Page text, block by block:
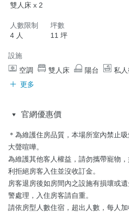
雙人床 x 2
人數限制
4 人
坪數
11 坪
設施
空調
雙人床 陽台
私
更多
官網優惠價
＊為維護住房品質，本場所室內禁止
大聲喧嘩。
為維護其他客人權益，請勿攜帶寵物
利拒絕房客入住並沒收訂金。
房客退房後如房間內之設施有損壞或
警處理，入住房客請自重。
請依房型人數住宿，超出人數，每人加